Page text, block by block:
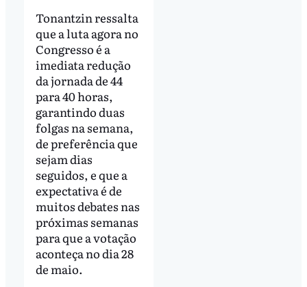
Tonantzin ressalta
que a luta agora no
Congresso é a
imediata redução
da jornada de 44
para 40 horas,
garantindo duas
folgas na semana,
de preferência que
sejam dias
seguidos, e que a
expectativa é de
muitos debates nas
próximas semanas
para que a votação
aconteça no dia 28
de maio.